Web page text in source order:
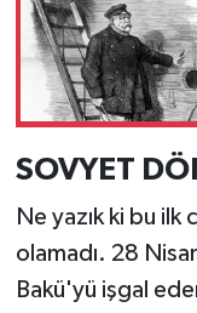
SOVYET
Ne yazık ki bu
olamadı. 28
Bakü'yü işgal